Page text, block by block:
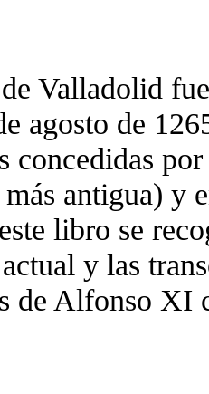
Valladolid
agosto de
concedidas
antigua) y
libro se
y las
de Alfonso XI